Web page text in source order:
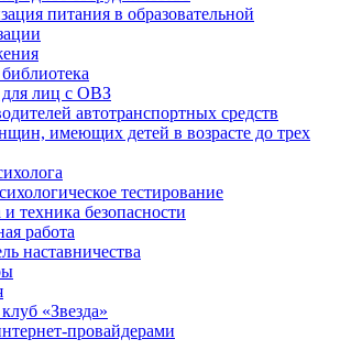
питания в образовательной
лиц с ОВЗ
автотранспортных средств
имеющих детей в возрасте до трех
тестирование
техника безопасности
работа
наставничества
«Звезда»
провайдерами